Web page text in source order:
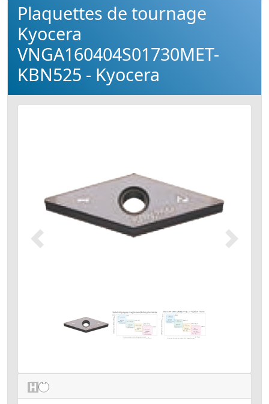
Plaquettes de tournage
Kyocera
VNGA160404S01730MET-
KBN525 - Kyocera
Précédent Suivant